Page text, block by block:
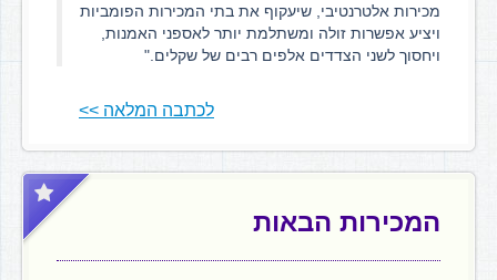
מכירות אלטרנטיבי, שיעקוף את בתי המכירות הפומביות
ויציע אפשרות זולה ומשתלמת יותר לאספני האמנות,
ויחסוך לשני הצדדים אלפים רבים של שקלים."
לכתבה המלאה >>
המכירות הבאות